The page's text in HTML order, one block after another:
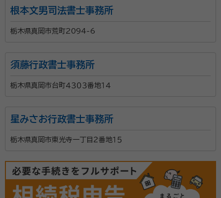
根本文男司法書士事務所
栃木県真岡市荒町2094-6
須藤行政書士事務所
栃木県真岡市台町４３０３番地１４
星みさお行政書士事務所
栃木県真岡市東光寺一丁目２番地１５